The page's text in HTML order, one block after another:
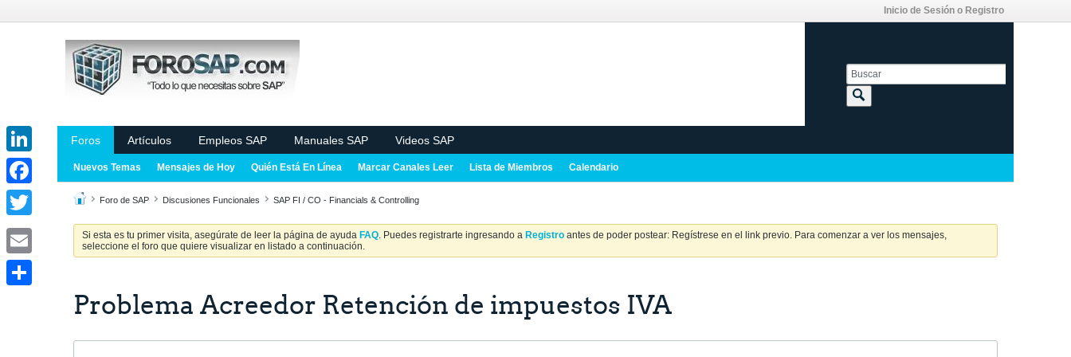
Inicio de Sesión o Registro
Foros Artículos Empleos SAP Manuales SAP Videos SAP
Nuevos Temas Mensajes de Hoy Quién Está En Línea Marcar Canales Leer Lista de Miembros Calendario
Foro de SAP Discusiones Funcionales SAP FI / CO - Financials & Controlling
Si esta es tu primer visita, asegúrate de leer la página de ayuda FAQ. Puedes registrarte ingresando a Registro antes de poder postear: Regístrese en el link previo. Para comenzar a ver los mensajes,
seleccione el foro que quiere visualizar en listado a continuación.
Problema Acreedor Retención de impuestos IVA
LinkedIn
Facebook
Twitter
Email